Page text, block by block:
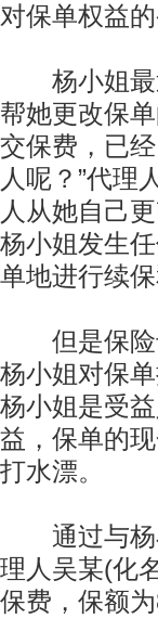
对保单权益
杨小姐最
帮她更改保
交保费，已
人呢？”代理
人从她自己
杨小姐发生
单地进行续
但是保险
杨小姐对保
杨小姐是受
益，保单的
打水漂。
通过与杨
理人吴某(化
保费，保额